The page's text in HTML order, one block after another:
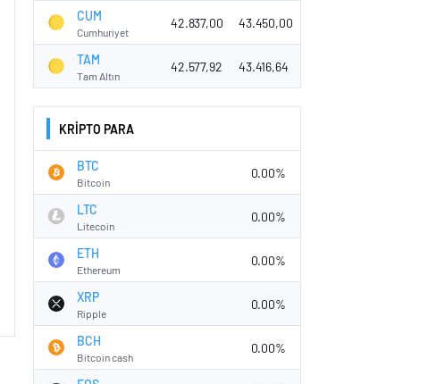
CUM
Cumhuriyet
42.837,00 43.450,00
TAM
Tam Altın
42.577,92 43.416,64
KRİPTO PARA
BTC
Bitcoin
0.00%
LTC
Litecoin
0.00%
ETH
Ethereum
0.00%
XRP
Ripple
0.00%
BCH
Bitcoin cash
0.00%